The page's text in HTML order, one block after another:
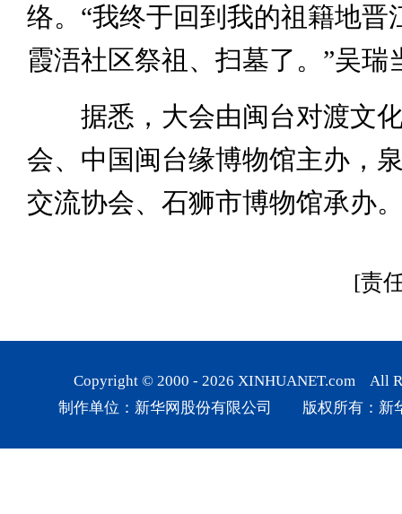
络。“我终于回到我的祖籍地晋
霞浯社区祭祖、扫墓了。”吴瑞
据悉，大会由闽台对渡文化
会、中国闽台缘博物馆主办，
交流协会、石狮市博物馆承办
[责
Copyright © 2000 - 2026 XINHUANET.com All
制作单位：新华网股份有限公司 版权所有：新